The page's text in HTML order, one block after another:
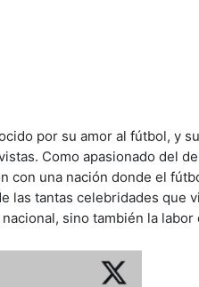
por su amor al fútbol, y
Como apasionado del
con una nación donde el
las tantas celebridades que
sino también la